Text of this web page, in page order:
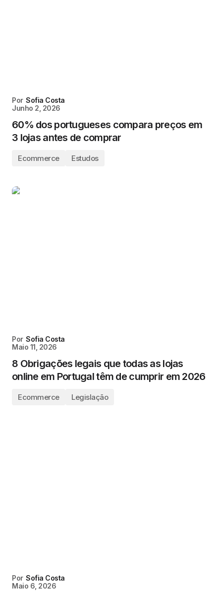
Por Sofia Costa
Junho 2, 2026
60% dos portugueses compara preços em
3 lojas antes de comprar
Ecommerce Estudos
Por Sofia Costa
Maio 11, 2026
8 Obrigações legais que todas as lojas
online em Portugal têm de cumprir em 2026
Ecommerce Legislação
Por Sofia Costa
Maio 6, 2026